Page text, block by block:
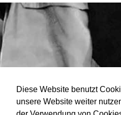
Diese Website benutzt
unsere Website weiter